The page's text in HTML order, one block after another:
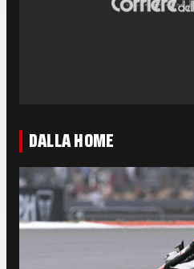
DALLA HOME